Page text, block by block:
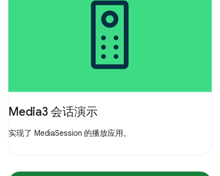
Media3 会话演示
实现了 MediaSession 的播放应用。